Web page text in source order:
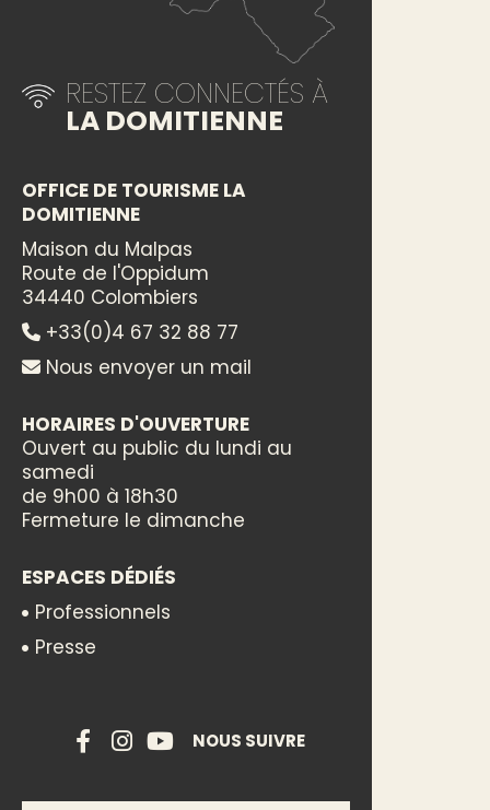
RESTEZ CONNECTÉS À
LA DOMITIENNE
OFFICE DE TOURISME LA
DOMITIENNE
Maison du Malpas
Route de l'Oppidum
34440 Colombiers
+33(0)4 67 32 88 77
Nous envoyer un mail
HORAIRES D'OUVERTURE
Ouvert au public du lundi au
samedi
de 9h00 à 18h30
Fermeture le dimanche
ESPACES DÉDIÉS
Professionnels
Presse
NOUS SUIVRE